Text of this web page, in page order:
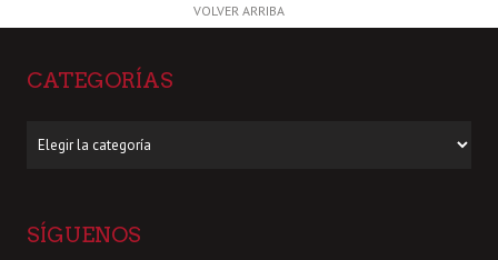
VOLVER ARRIBA
CATEGORÍAS
SÍGUENOS